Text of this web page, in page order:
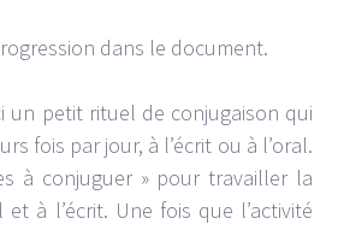
dans le document.
un petit rituel de conjugaison qui
fois par jour, à l’écrit ou à l’oral.
à conjuguer » pour travailler la
et à l’écrit. Une fois que l’activité